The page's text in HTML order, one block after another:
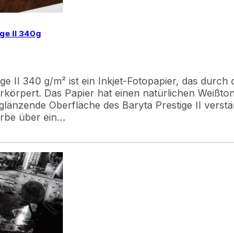
II 340g
II 340 g/m² ist ein Inkjet-Fotopapier, das
Das Papier hat einen natürlichen
Oberfläche des Baryta Prestige II
über ein…